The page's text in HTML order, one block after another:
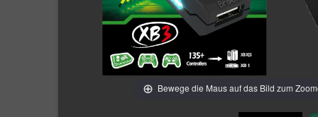
Bewege die Maus auf das Bild zum